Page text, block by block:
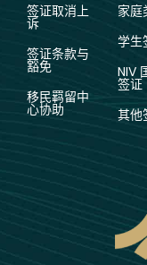
签证取消上
诉
签证条款与
豁免
移民羁留中
心协助
家庭
学生
NIV
签证
其他